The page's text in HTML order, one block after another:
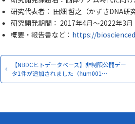
研究代表者： 田畑 哲之（かずさDNA研
研究開発期間： 2017年4月～2022年3月
概要・報告書など： https://
【NBDCヒトデータベース】非制限公開デー
タ1件が追加されました（hum001…